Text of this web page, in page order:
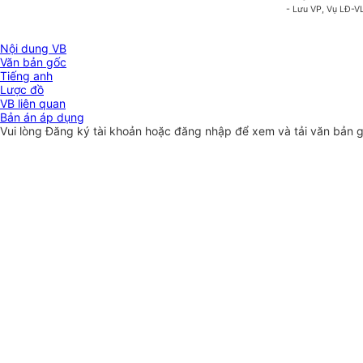
- Lưu VP, Vụ LĐ-
Nội dung VB
Văn bản gốc
Tiếng anh
Lược đồ
VB liên quan
Bản án áp dụng
Vui lòngĐăng ký tài khoản hoặc đăng nhập để xem và tải văn bản